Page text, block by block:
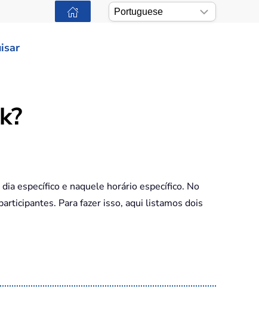
específico e naquele horário específico. No
Para fazer isso, aqui listamos dois